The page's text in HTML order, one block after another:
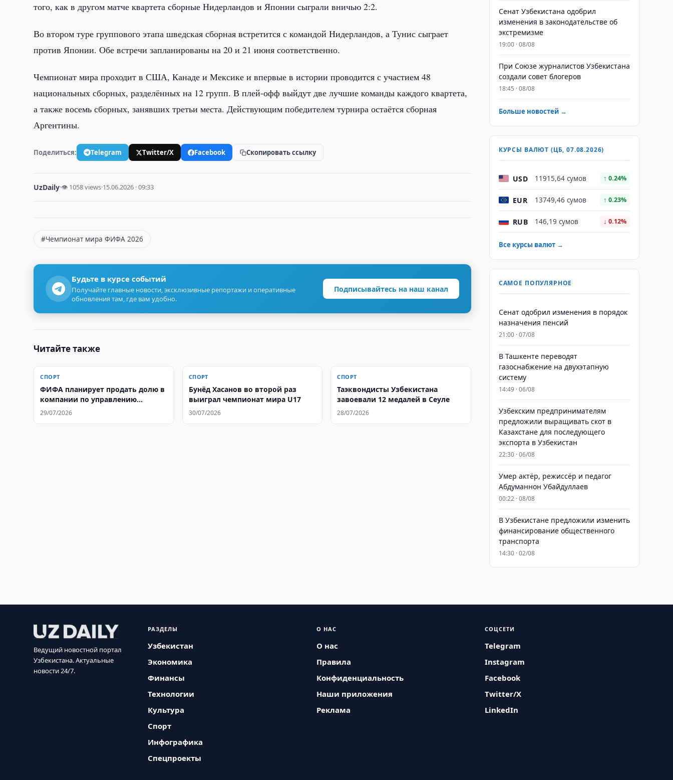
того, как в другом матче квартета сборные Нидерландов и Японии сыграли вничью 2:2.
Во втором туре группового этапа шведская сборная встретится с командой Нидерландов, а Тунис сыграет
против Японии. Обе встречи запланированы на 20 и 21 июня соответственно.
Чемпионат мира проходит в США, Канаде и Мексике и впервые в истории проводится с участием 48
национальных сборных, разделённых на 12 групп. В плей-офф выйдут две лучшие команды каждого квартета,
а также восемь сборных, занявших третьи места. Действующим победителем турнира остаётся сборная
Аргентины.
Поделиться: Telegram Twitter/X Facebook Скопировать ссылку
UzDaily·👁 1058 views·15.06.2026 · 09:33
#Чемпионат мира ФИФА 2026
Будьте в курсе событий
Получайте главные новости, эксклюзивные репортажи и оперативные
обновления там, где вам удобно.
Подписывайтесь на наш канал
Читайте также
СПОРТ
ФИФА планирует продать долю в
компании по управлению
турнирами
29/07/2026
СПОРТ
Бунёд Хасанов во второй раз
выиграл чемпионат мира U17
30/07/2026
СПОРТ
Таэквондисты Узбекистана
завоевали 12 медалей в Сеуле
28/07/2026
Сенат Узбекистана одобрил
изменения в законодательстве об
экстремизме
19:00 · 08/08
При Союзе журналистов Узбекистана
создали совет блогеров
18:45 · 08/08
Больше новостей →
КУРСЫ ВАЛЮТ (ЦБ, 07.08.2026)
USD 11915,64 сумов ↑ 0.24%
EUR 13749,46 сумов ↑ 0.23%
RUB 146,19 сумов ↓ 0.12%
Все курсы валют →
САМОЕ ПОПУЛЯРНОЕ
Сенат одобрил изменения в порядок
назначения пенсий
21:00 · 07/08
В Ташкенте переводят
газоснабжение на двухэтапную
систему
14:49 · 06/08
Узбекским предпринимателям
предложили выращивать скот в
Казахстане для последующего
экспорта в Узбекистан
22:30 · 06/08
Умер актёр, режиссёр и педагог
Абдуманнон Убайдуллаев
00:22 · 08/08
В Узбекистане предложили изменить
финансирование общественного
транспорта
14:30 · 02/08
Ведущий новостной портал
Узбекистана. Актуальные
новости 24/7.
РАЗДЕЛЫ
Узбекистан
Экономика
Финансы
Технологии
Культура
Спорт
Инфографика
Спецпроекты
О НАС
О нас
Правила
Конфиденциальность
Наши приложения
Реклама
СОЦСЕТИ
Telegram
Instagram
Facebook
Twitter/X
LinkedIn